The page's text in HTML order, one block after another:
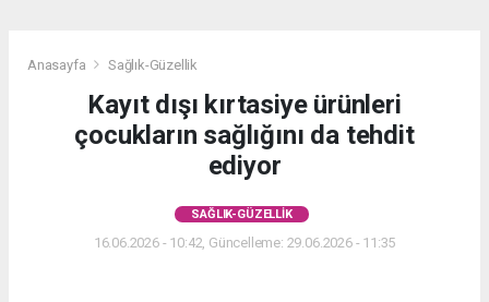
Anasayfa Sağlık-Güzellik
Kayıt dışı kırtasiye ürünleri
çocukların sağlığını da tehdit
ediyor
SAĞLIK-GÜZELLIK
16.06.2026 - 10:42, Güncelleme: 29.06.2026 - 11:35